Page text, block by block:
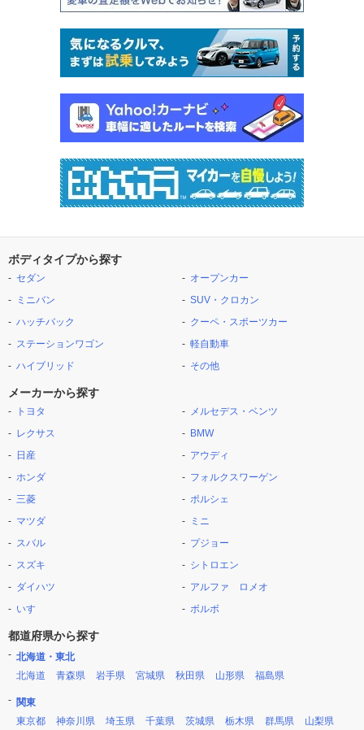
ボディタイプから探す
セダン
ミニバン
ハッチバック
ステーションワゴン
ハイブリッド
オープンカー
SUV・クロカン
クーペ・スポーツカー
軽自動車
その他
メーカーから探す
トヨタ
レクサス
日産
ホンダ
三菱
マツダ
スバル
スズキ
ダイハツ
いすゞ
メルセデス・ベンツ
BMW
アウディ
フォルクスワーゲン
ポルシェ
ミニ
プジョー
シトロエン
アルファ ロメオ
ボルボ
都道府県から探す
北海道・東北
北海道
青森県 岩手県 宮城県 秋田県 山形県 福島県
関東
東京都
神奈川県 埼玉県 千葉県 茨城県 栃木県 群馬県 山梨県